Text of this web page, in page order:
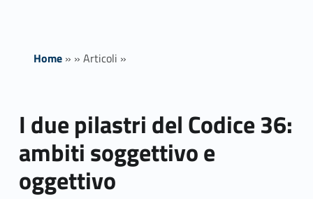
Home» » Articoli »
I due pilastri del Codice 36:
ambiti soggettivo e
oggettivo